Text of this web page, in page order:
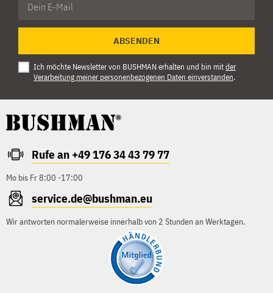
ABSENDEN
Ich möchte Newsletter von BUSHMAN erhalten und bin mitder
Verarbeitung meiner personenbezogenen Daten einverstanden.
Rufe an +49 176 34 43 79 77
Mo bis Fr 8:00 -17:00
service.de@bushman.eu
Wir antworten normalerweise innerhalb von 2 Stunden an Werktagen.